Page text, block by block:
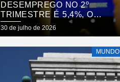
DESEMPREGO NO 2º
TRIMESTRE É 5,4%, O
MENOR JÁ REGISTRADO
NO PERÍODO
30 de julho de 2026
MUNDO